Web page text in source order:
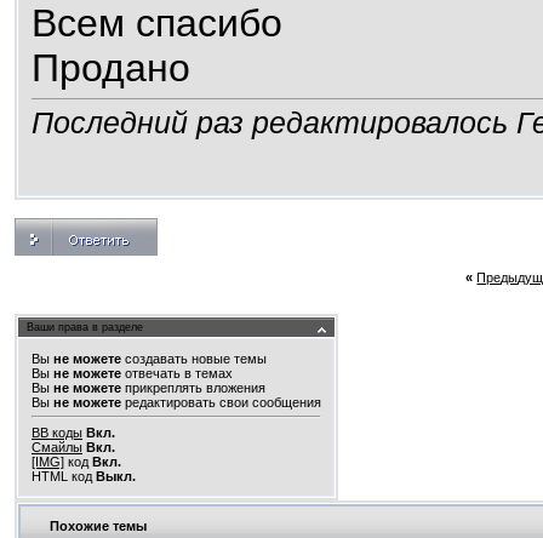
Всем спасибо
Продано
Последний раз редактировалось
«
Ваши права в разделе
Вы не можете создавать новые темы
Вы не можете отвечать в темах
Вы не можете прикреплять вложения
Вы не можете редактировать свои сообщения
BB коды Вкл.
Смайлы Вкл.
[IMG] код Вкл.
HTML код Выкл.
Похожие темы